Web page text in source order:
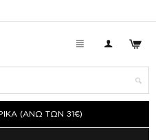
(ΑΝΩ ΤΩΝ 31€)